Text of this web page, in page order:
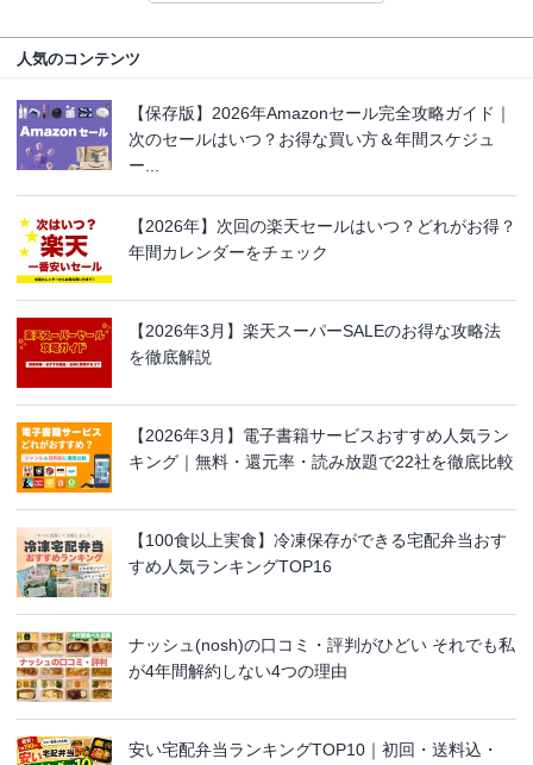
人気のコンテンツ
【保存版】2026年Amazonセール完全攻略ガイド｜
次のセールはいつ？お得な買い方＆年間スケジュ
ー...
【2026年】次回の楽天セールはいつ？どれがお得？
年間カレンダーをチェック
【2026年3月】楽天スーパーSALEのお得な攻略法
を徹底解説
【2026年3月】電子書籍サービスおすすめ人気ラン
キング｜無料・還元率・読み放題で22社を徹底比較
【100食以上実食】冷凍保存ができる宅配弁当おす
すめ人気ランキングTOP16
ナッシュ(nosh)の口コミ・評判がひどい それでも私
が4年間解約しない4つの理由
安い宅配弁当ランキングTOP10｜初回・送料込・